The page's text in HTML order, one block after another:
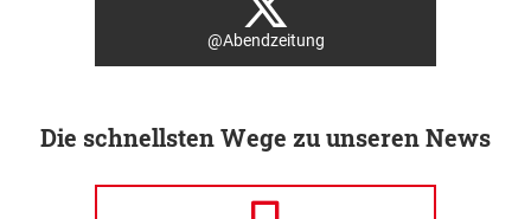
@Abendzeitung
Die schnellsten Wege zu unseren News